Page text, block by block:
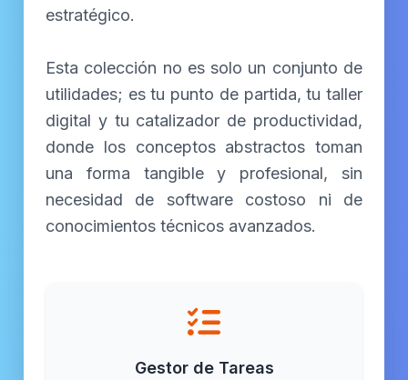
estratégico.
Esta colección no es solo un conjunto de
utilidades; es tu punto de partida, tu taller
digital y tu catalizador de productividad,
donde los conceptos abstractos toman
una forma tangible y profesional, sin
necesidad de software costoso ni de
conocimientos técnicos avanzados.
Gestor de Tareas